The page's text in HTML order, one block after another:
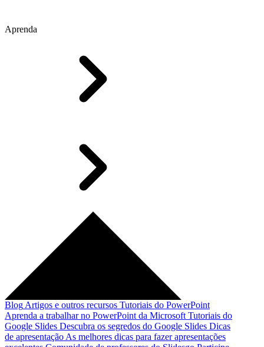
Aprenda
Blog Artigos e outros recursos Tutoriais do PowerPoint
Aprenda a trabalhar no PowerPoint da Microsoft Tutoriais do
Google Slides Descubra os segredos do Google Slides Dicas
de apresentação As melhores dicas para fazer apresentações